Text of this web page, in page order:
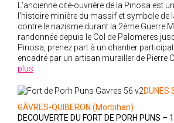
2005
2004
L’ancienne cité-ouvrière de la Pinosa est
l'histoire minière du massif et symbole de
contre le nazisme durant la 2ème Guerre
randonnée depuis le Col de Palomeres
Pinosa, prenez part à un chantier
encadré par un artisan murailler de Pierre
plus
DUNES
GÂVRES-QUIBERON (Morbihan)
DECOUVERTE DU FORT DE PORH PUNS –